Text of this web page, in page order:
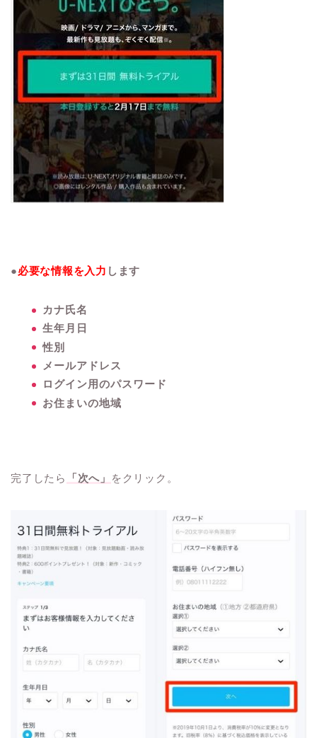
●必要な情報を入力 します
カナ氏名
生年月日
性別
メールアドレス
ログイン用のパスワード
お住まいの地域
完了したら 「次へ」 をクリック。